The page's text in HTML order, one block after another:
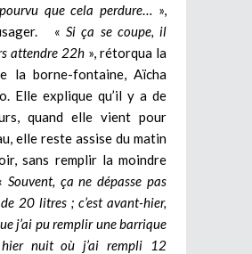
que cela perdure … »,
« Si ça se coupe, il
attendre 22h », rétorqua la
la borne-fontaine, Aïcha
Elle explique qu’il y a de
quand elle vient pour
elle reste assise du matin
sans remplir la moindre
Souvent, ça ne dépasse pas
20 litres ; c’est avant-hier,
j’ai pu remplir une barrique
nuit où j’ai rempli 12